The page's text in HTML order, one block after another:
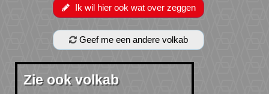
Ik wil hier ook wat over zeggen
Geef me een andere volkab
Zie ook volkab